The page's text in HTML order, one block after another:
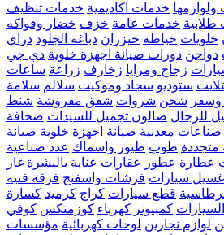
ولوازمها خدمات اكاديمية خدمات تنظيف
خدمات عامة خزف خضار وفواكه
خلويات خياطة خيزران دباغة الجلود دراي
دواجن دورات صيانة اجهزة خلوية دي جي
زجاج ومرايا زخارف زراعة ساعات
ستوديو سجاد وموكيت سلالم سلامة
شحن شروات شقق مفروشة شنط
للرجال صالون تجميل للسيدات صحافة
صناعات معدنية صيانة اجهزة خلوية صيانة
متجددة طوب طيور واسماك عدد صناعية
عطارة عطور عقارات عناية بالبشرة غاز
غسيل سيارات فرشات واسفنج فرقة فنية
قطع سيارات كراج كرميد كسارة
كمبيوتر كهرباء كوزمتكس كوفي
لوازم نجارين لوحات كهربائية مؤسسات